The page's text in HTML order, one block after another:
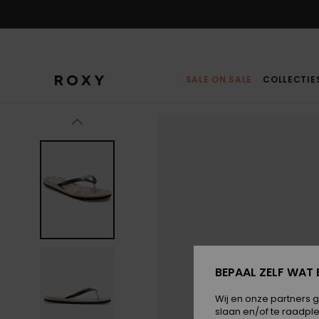
SALE ON SALE
BEPAAL ZELF WAT
Wij en onze partners
slaan en/of te